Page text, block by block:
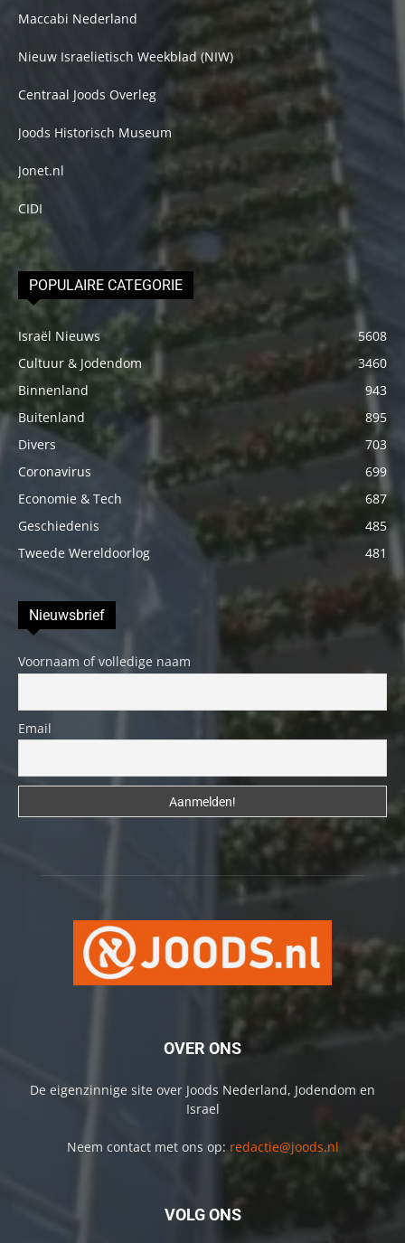
Maccabi Nederland
Nieuw Israelietisch Weekblad (NIW)
Centraal Joods Overleg
Joods Historisch Museum
Jonet.nl
CIDI
POPULAIRE CATEGORIE
Israël Nieuws
5608
Cultuur & Jodendom
3460
Binnenland
943
Buitenland
895
Divers
703
Coronavirus
699
Economie & Tech
687
Geschiedenis
485
Tweede Wereldoorlog
481
Nieuwsbrief
Voornaam of volledige naam
Email
OVER ONS
De eigenzinnige site over Joods Nederland, Jodendom en
Israel
Neem contact met ons op: redactie@joods.nl
VOLG ONS